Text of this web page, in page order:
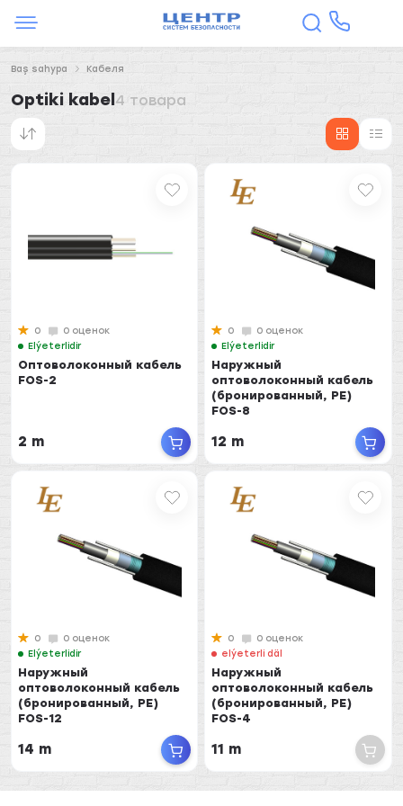
Baş sahypa Кабеля
Optiki kabel 4 товара
0
0 оценок
Elýeterlidir
Оптоволоконный кабель
FOS-2
2 m
0
0 оценок
Elýeterlidir
Наружный
оптоволоконный кабель
(бронированный, PE)
FOS-8
12 m
0
0 оценок
Elýeterlidir
Наружный
оптоволоконный кабель
(бронированный, PE)
FOS-12
14 m
0
0 оценок
elýeterli däl
Наружный
оптоволоконный кабель
(бронированный, PE)
FOS-4
11 m